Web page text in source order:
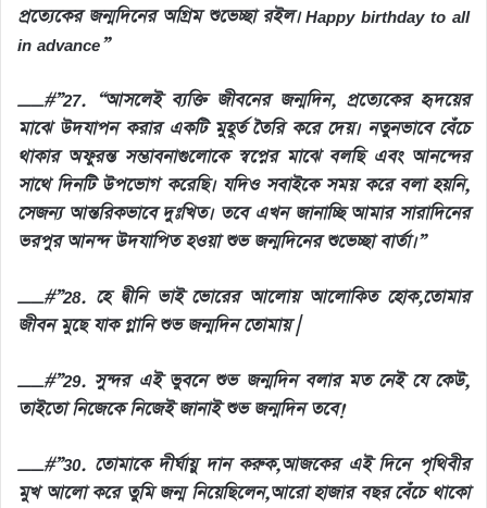
প্রত্যেকের জন্মদিনের অগ্রিম শুভেচ্ছা রইল। Happy birthday to all
in advance”
__#”27. “আসলেই ব্যক্তি জীবনের জন্মদিন, প্রত্যেকের হৃদয়ের
মাঝে উদযাপন করার একটি মুহূর্ত তৈরি করে দেয়। নতুনভাবে বেঁচে
থাকার অফুরন্ত সম্ভাবনাগুলোকে স্বপ্নের মাঝে বলছি এবং আনন্দের
সাথে দিনটি উপভোগ করেছি। যদিও সবাইকে সময় করে বলা হয়নি,
সেজন্য আন্তরিকভাবে দুঃখিত। তবে এখন জানাচ্ছি আমার সারাদিনের
ভরপুর আনন্দ উদযাপিত হওয়া শুভ জন্মদিনের শুভেচ্ছা বার্তা।”
__#”28. হে দ্বীনি ভাই ভোরের আলোয় আলোকিত হোক,তোমার
জীবন মুছে যাক গ্লানি শুভ জন্মদিন তোমায় |
__#”29. সুন্দর এই ভুবনে শুভ জন্মদিন বলার মত নেই যে কেউ,
তাইতো নিজেকে নিজেই জানাই শুভ জন্মদিন তবে!
__#”30. তোমাকে দীর্ঘায়ু দান করুক,আজকের এই দিনে পৃথিবীর
মুখ আলো করে তুমি জন্ম নিয়েছিলেন,আরো হাজার বছর বেঁচে থাকো